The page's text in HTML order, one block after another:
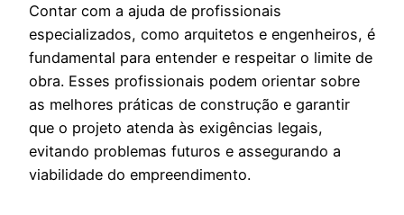
Contar com a ajuda de profissionais
especializados, como arquitetos e engenheiros, é
fundamental para entender e respeitar o limite de
obra. Esses profissionais podem orientar sobre
as melhores práticas de construção e garantir
que o projeto atenda às exigências legais,
evitando problemas futuros e assegurando a
viabilidade do empreendimento.